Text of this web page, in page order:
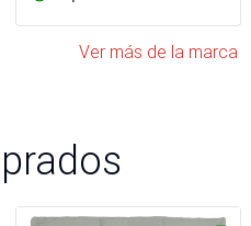
Ver más de la marca